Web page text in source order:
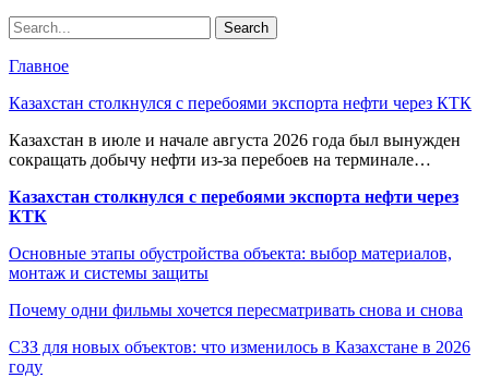
Главное
Казахстан столкнулся с перебоями экспорта нефти через КТК
Казахстан в июле и начале августа 2026 года был вынужден
сокращать добычу нефти из-за перебоев на терминале…
Казахстан столкнулся с перебоями экспорта нефти через
КТК
Основные этапы обустройства объекта: выбор материалов,
монтаж и системы защиты
Почему одни фильмы хочется пересматривать снова и снова
СЗЗ для новых объектов: что изменилось в Казахстане в 2026
году